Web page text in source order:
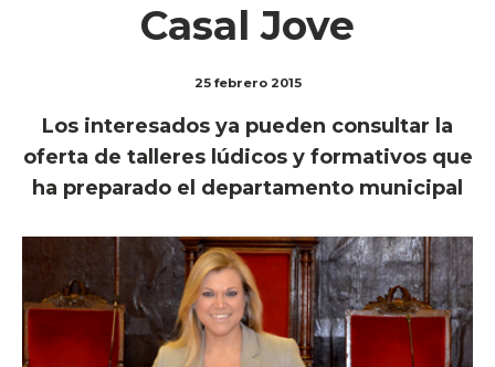
Casal Jove
25 febrero 2015
Los interesados ya pueden consultar la
oferta de talleres lúdicos y formativos que
ha preparado el departamento municipal